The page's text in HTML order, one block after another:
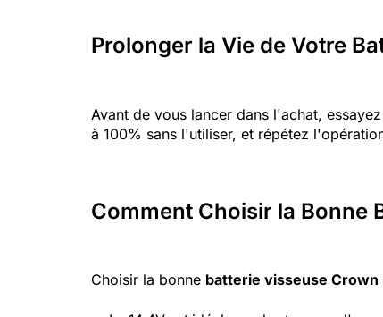
Prolonger la Vie de Votre
Avant de vous lancer dans l'achat,
à 100% sans l'utiliser, et répétez
Comment Choisir la Bonne
Choisir la bonne batterie visseuse Crown